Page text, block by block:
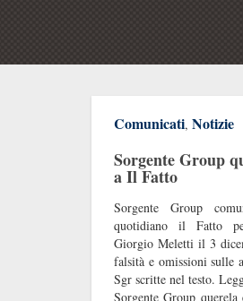
Comunicati, Notizie
Sorgente Group
a Il Fatto
Sorgente Group
quotidiano il Fatto
Giorgio Meletti il 3
falsità e omissioni sulle
Sgr scritte nel testo.
Sorgente Group